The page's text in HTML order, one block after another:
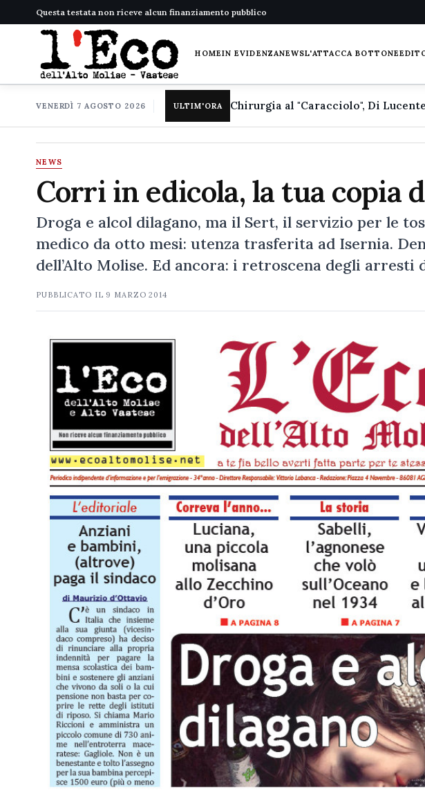
Questa testata non riceve alcun finanziamento pubblico
HOMEIN EVIDENZANEWSL'ATTACCA BOTTONE
VENERDÌ 7 AGOSTO 2026 ULTIM'ORA
NEWS
Corri in edicola, la tua copia
Droga e alcol dilagano, ma il Sert, il servizio per le
medico da otto mesi: utenza trasferita ad Isernia.
dell’Alto Molise. Ed ancora: i retroscena degli
PUBBLICATO IL 9 MARZO 2014